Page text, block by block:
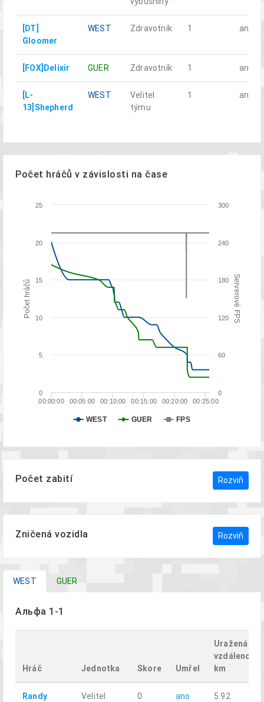
[DT]
Gloomer
WEST Zdravotník 1 ano
[FOX]Delixir GUER Zdravotník 1 ano
[L-
13]Shepherd
WEST
Velitel
týmu
1 ano
Počet hráčů v závislosti na čase
Počet hráčů Serverové FPS
WEST GUER FPS
00:00:00 00:05:00 00:10:00 00:15:00 00:20:00 00:25:00
0
5
10
15
20
25
0
60
120
180
240
300
Počet zabití Rozviň
Zničená vozidla Rozviň
WEST GUER
Альфа 1-1
Hráč Jednotka Skore Umřel
Uražená
vzdálenost,
km
Randy
Velitel
0 ano 5.92